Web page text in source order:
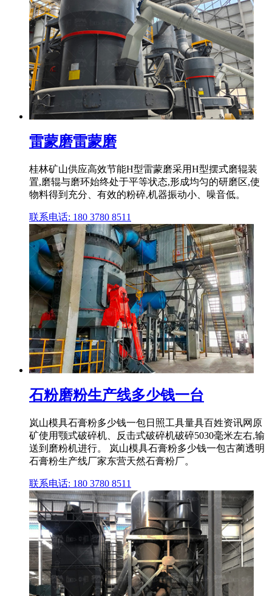
雷蒙磨雷蒙磨
桂林矿山供应高效节能H型雷蒙磨采用H型摆式磨辊装
置,磨辊与磨环始终处于平等状态,形成均匀的研磨区,使
物料得到充分、有效的粉碎,机器振动小、噪音低。
联系电话: 180 3780 8511
石粉磨粉生产线多少钱一台
岚山模具石膏粉多少钱一包日照工具量具百姓资讯网原
矿使用颚式破碎机、反击式破碎机破碎5030毫米左右,输
送到磨粉机进行。 岚山模具石膏粉多少钱一包古蔺透明
石膏粉生产线厂家东营天然石膏粉厂。
联系电话: 180 3780 8511